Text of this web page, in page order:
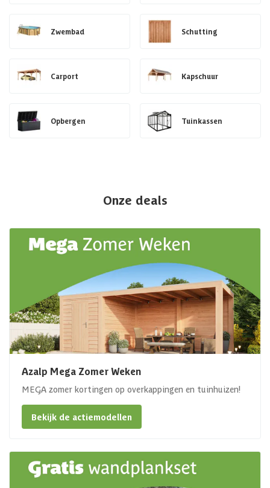
Zwembad Schutting
Carport Kapschuur
Opbergen Tuinkassen
Onze deals
Azalp Mega Zomer Weken
MEGA zomer kortingen op overkappingen en tuinhuizen!
Bekijk de actiemodellen